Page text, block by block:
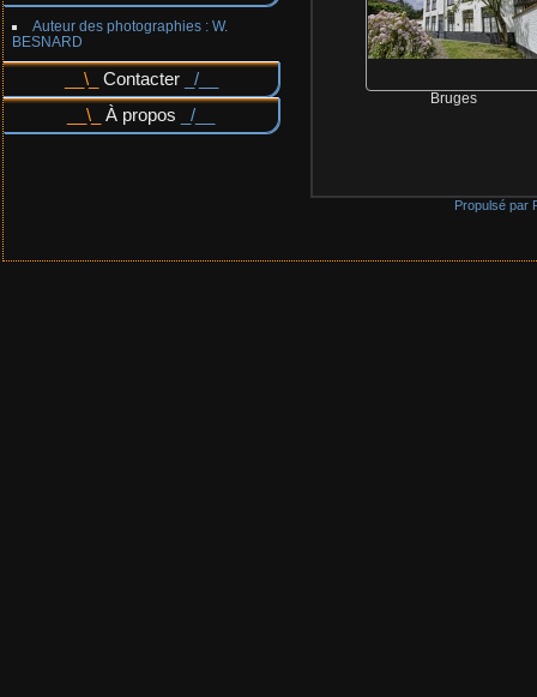
Auteur des photographies : W.
BESNARD
Contacter
À propos
Bruges
Propulsé par